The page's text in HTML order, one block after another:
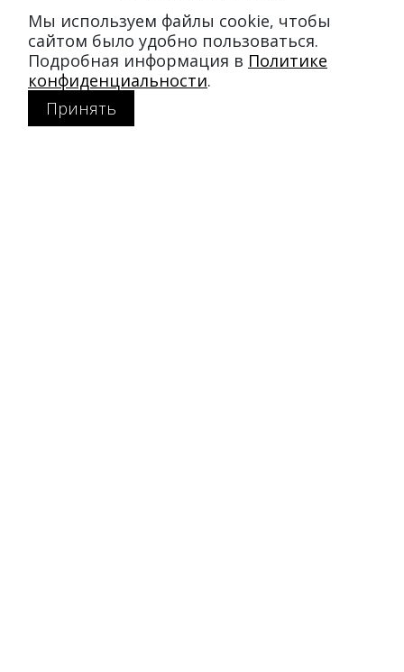
ул. Миргородская, д. 20
вход с ул. Кременчугская
Режим работы:
пн-пт: 11:00–21:00
Мы используем файлы cookie, чтобы
сайтом было удобно пользоваться.
Подробная информация в Политике
конфиденциальности.
Принять